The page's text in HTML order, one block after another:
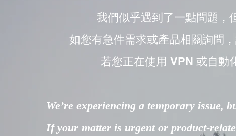
我們似乎遇到了一點問題，
如您有急件需求或產品相關詢問
若您正在使用 VPN 或自動
We’re experiencing a temporary
If your matter is urgent or product-